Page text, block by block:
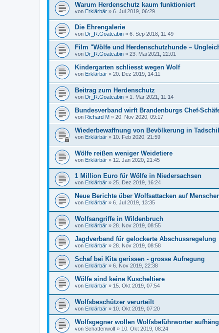
Warum Herdenschutz kaum funktioniert
von Erklärbär » 6. Jul 2019, 06:29
Die Ehrengalerie
von Dr_R.Goatcabin » 6. Sep 2018, 11:49
Film "Wölfe und Herdenschutzhunde –
von Dr_R.Goatcabin » 23. Mai 2021, 22:01
Kindergarten schliesst wegen Wolf
von Erklärbär » 20. Dez 2019, 14:11
Beitrag zum Herdenschutz
von Dr_R.Goatcabin » 1. Mär 2021, 11:14
Bundesverband wirft Brandenburgs Chef-
von Richard M » 20. Nov 2020, 09:17
Wiederbewaffnung von Bevölkerung in
von Erklärbär » 10. Feb 2020, 21:59
Wölfe reißen weniger Weidetiere
von Erklärbär » 12. Jan 2020, 21:45
1 Million Euro für Wölfe in Niedersachsen
von Erklärbär » 25. Dez 2019, 16:24
Neue Berichte über Wolfsattacken auf
von Erklärbär » 6. Jul 2019, 13:35
Wolfsangriffe in Wildenbruch
von Erklärbär » 28. Nov 2019, 08:55
Jagdverband für gelockerte Abschussregelung
von Erklärbär » 28. Nov 2019, 08:58
Schaf bei Kita gerissen - grosse Aufregung
von Erklärbär » 6. Nov 2019, 22:38
Wölfe sind keine Kuscheltiere
von Erklärbär » 15. Okt 2019, 07:54
Wolfsbeschützer verurteilt
von Erklärbär » 10. Okt 2019, 07:20
Wolfsgegner wollen Wolfsbeführworter
von Schattenwolf » 10. Okt 2019, 08:24